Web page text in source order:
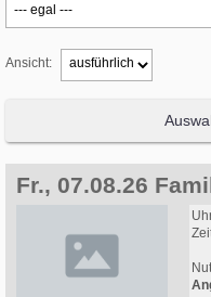
Ansicht:
Fr., 07.08.26